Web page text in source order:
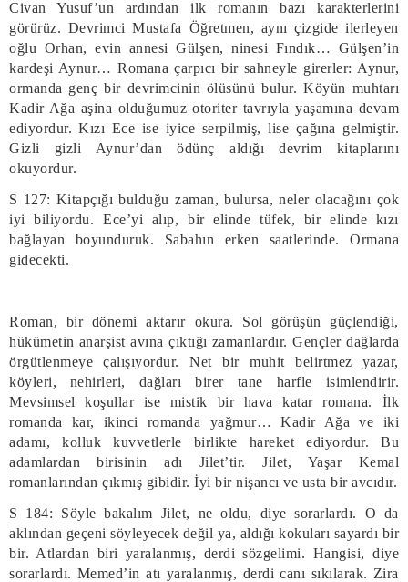
Civan Yusuf’un ardından ilk romanın bazı karakterlerini
görürüz. Devrimci Mustafa Öğretmen, aynı çizgide ilerleyen
oğlu Orhan, evin annesi Gülşen, ninesi Fındık… Gülşen’in
kardeşi Aynur… Romana çarpıcı bir sahneyle girerler: Aynur,
ormanda genç bir devrimcinin ölüsünü bulur. Köyün muhtarı
Kadir Ağa aşina olduğumuz otoriter tavrıyla yaşamına devam
ediyordur. Kızı Ece ise iyice serpilmiş, lise çağına gelmiştir.
Gizli gizli Aynur’dan ödünç aldığı devrim kitaplarını
okuyordur.
S 127: Kitapçığı bulduğu zaman, bulursa, neler olacağını çok
iyi biliyordu. Ece’yi alıp, bir elinde tüfek, bir elinde kızı
bağlayan boyunduruk. Sabahın erken saatlerinde. Ormana
gidecekti.
Roman, bir dönemi aktarır okura. Sol görüşün güçlendiği,
hükümetin anarşist avına çıktığı zamanlardır. Gençler dağlarda
örgütlenmeye çalışıyordur. Net bir muhit belirtmez yazar,
köyleri, nehirleri, dağları birer tane harfle isimlendirir.
Mevsimsel koşullar ise mistik bir hava katar romana. İlk
romanda kar, ikinci romanda yağmur… Kadir Ağa ve iki
adamı, kolluk kuvvetlerle birlikte hareket ediyordur. Bu
adamlardan birisinin adı Jilet’tir. Jilet, Yaşar Kemal
romanlarından çıkmış gibidir. İyi bir nişancı ve usta bir avcıdır.
S 184: Söyle bakalım Jilet, ne oldu, diye sorarlardı. O da
aklından geçeni söyleyecek değil ya, aldığı kokuları sayardı bir
bir. Atlardan biri yaralanmış, derdi sözgelimi. Hangisi, diye
sorarlardı. Memed’in atı yaralanmış, derdi canı sıkılarak. Zira